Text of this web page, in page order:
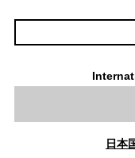
日本